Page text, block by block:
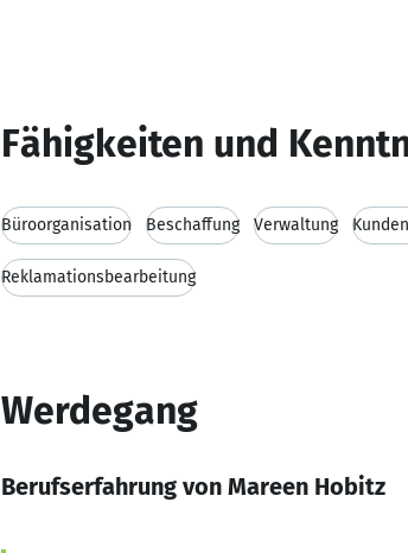
Fähigkeiten und
Büroorganisation Beschaffung Verwaltung
Reklamationsbearbeitung
Werdegang
Berufserfahrung von Mareen Hobitz